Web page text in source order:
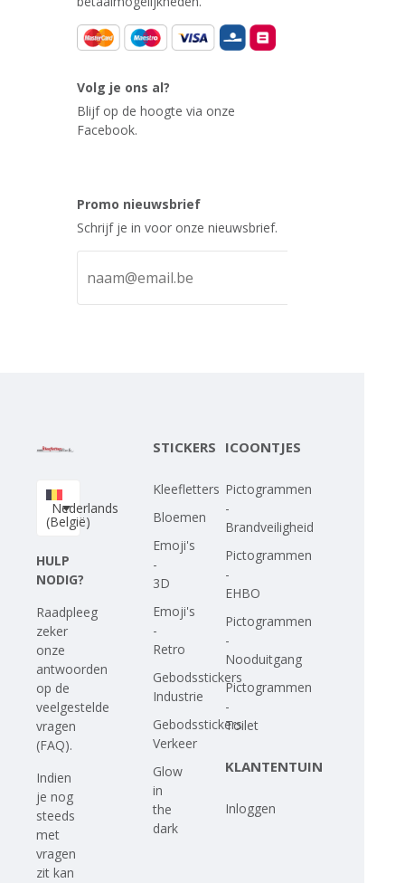
Volg je ons al?
Blijf op de hoogte via onze
Facebook.
Promo nieuwsbrief
Schrijf je in voor onze nieuwsbrief.
Nederlands
(België)
HULP
NODIG?
Raadpleeg
zeker
onze
antwoorden
op de
veelgestelde
vragen
(FAQ).
Indien
je nog
steeds
met
vragen
zit kan
STICKERS
Kleefletters
Bloemen
Emoji's
-
3D
Emoji's
-
Retro
Gebodsstickers
Industrie
Gebodsstickers
Verkeer
Glow
in
the
dark
ICOONTJES
Pictogrammen
-
Brandveiligheid
Pictogrammen
-
EHBO
Pictogrammen
-
Nooduitgang
Pictogrammen
-
Toilet
KLANTENTUIN
Inloggen